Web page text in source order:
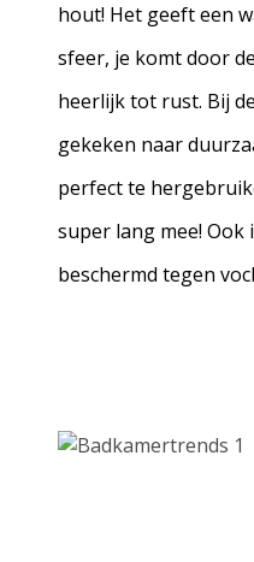
hout! Het geeft een
sfeer, je komt door
heerlijk tot rust. Bij
gekeken naar
perfect te
super lang mee! Ook
beschermd tegen